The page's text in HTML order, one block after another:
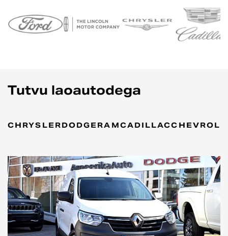
Tutvu laoautodega
CHRYSLERDODGERAMCADILLAC